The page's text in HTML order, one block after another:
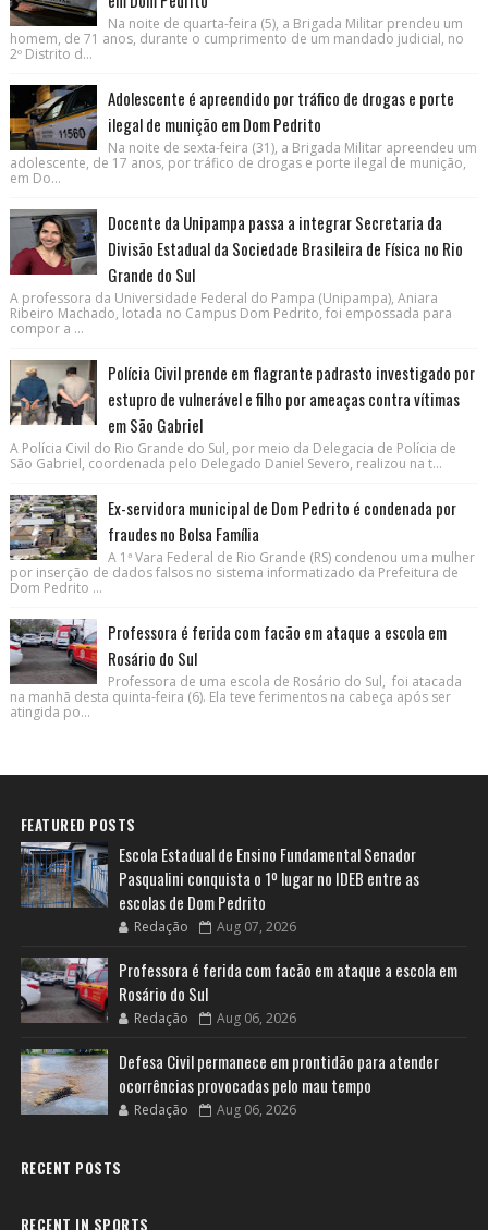
Na noite de quarta-feira (5), a Brigada Militar prendeu um
homem, de 71 anos, durante o cumprimento de um mandado judicial, no
2º Distrito d...
Adolescente é apreendido por tráfico de drogas e porte
ilegal de munição em Dom Pedrito
Na noite de sexta-feira (31), a Brigada Militar apreendeu um
adolescente, de 17 anos, por tráfico de drogas e porte ilegal de munição,
em Do...
Docente da Unipampa passa a integrar Secretaria da
Divisão Estadual da Sociedade Brasileira de Física no Rio
Grande do Sul
A professora da Universidade Federal do Pampa (Unipampa), Aniara
Ribeiro Machado, lotada no Campus Dom Pedrito, foi empossada para
compor a ...
Polícia Civil prende em flagrante padrasto investigado por
estupro de vulnerável e filho por ameaças contra vítimas
em São Gabriel
A Polícia Civil do Rio Grande do Sul, por meio da Delegacia de Polícia de
São Gabriel, coordenada pelo Delegado Daniel Severo, realizou na t...
Ex-servidora municipal de Dom Pedrito é condenada por
fraudes no Bolsa Família
A 1ª Vara Federal de Rio Grande (RS) condenou uma mulher
por inserção de dados falsos no sistema informatizado da Prefeitura de
Dom Pedrito ...
Professora é ferida com facão em ataque a escola em
Rosário do Sul
Professora de uma escola de Rosário do Sul, foi atacada
na manhã desta quinta-feira (6). Ela teve ferimentos na cabeça após ser
atingida po...
FEATURED POSTS
Escola Estadual de Ensino Fundamental Senador
Pasqualini conquista o 1º lugar no IDEB entre as
escolas de Dom Pedrito
Redação Aug 07, 2026
Professora é ferida com facão em ataque a escola em
Rosário do Sul
Redação Aug 06, 2026
Defesa Civil permanece em prontidão para atender
ocorrências provocadas pelo mau tempo
Redação Aug 06, 2026
RECENT POSTS
RECENT IN SPORTS